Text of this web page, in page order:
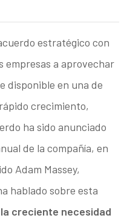
estratégico con
empresas a aprovechar
disponible en una de
crecimiento,
ha sido anunciado
de la compañía, en
Adam Massey,
hablado sobre esta
creciente necesidad